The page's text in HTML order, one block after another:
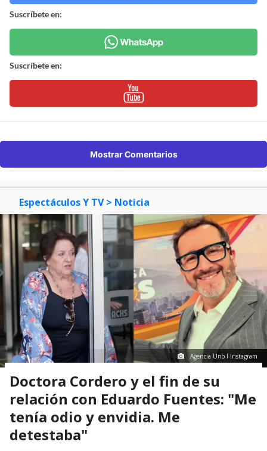
Suscríbete en:
Suscríbete en:
Mostrar Comentarios
Espectáculos Y TV > Noticia
Agencia Uno I Instagram
Doctora Cordero y el fin de su
relación con Eduardo Fuentes: "Me
tenía odio y envidia. Me
detestaba"